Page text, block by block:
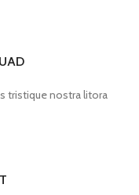
tristique nostra litora